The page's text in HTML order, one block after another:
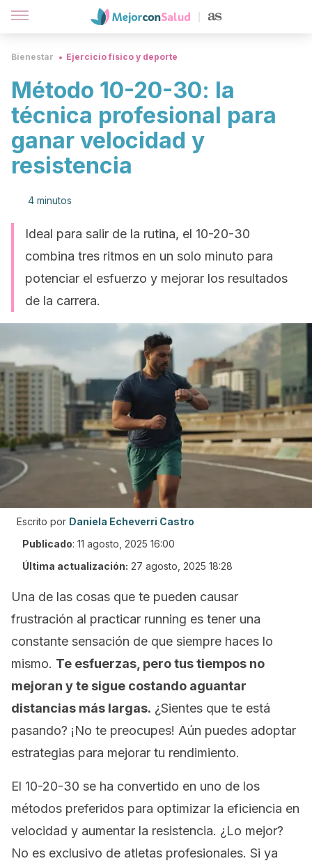
Bienestar Ejercicio físico y deporte
Método 10-20-30: la
técnica profesional para
ganar velocidad y
resistencia
4 minutos
Ideal para salir de la rutina, el 10-20-30
combina tres ritmos en un solo minuto para
potenciar el esfuerzo y mejorar los resultados
de la carrera.
Escrito por Daniela Echeverri Castro
Publicado: 11 agosto, 2025 16:00
Última actualización: 27 agosto, 2025 18:28
Una de las cosas que te pueden causar
frustración al practicar running es tener una
constante sensación de que siempre haces lo
mismo. Te esfuerzas, pero tus tiempos no
mejoran y te sigue costando aguantar
distancias más largas. ¿Sientes que te está
pasando? ¡No te preocupes! Aún puedes adoptar
estrategias para mejorar tu rendimiento.
El 10-20-30 se ha convertido en uno de los
métodos preferidos para optimizar la eficiencia en
velocidad y aumentar la resistencia. ¿Lo mejor?
No es exclusivo de atletas profesionales. Si ya